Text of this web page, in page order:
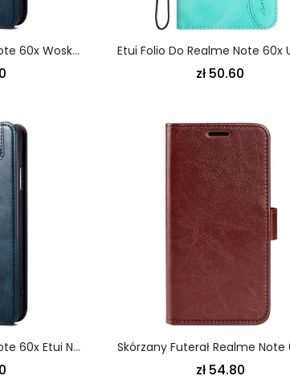
Flip Kotelot Realme Note 60x Woskowana Sztuczna Skóra Etui Ochronne
zł 50.60
Flip Kotelot Realme Note 60x Etui Na Telefon Woskowana Sztuczna Skóra
zł 54.80